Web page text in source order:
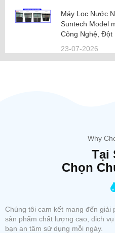
Máy Lọc Nước
Suntech Model
Công Nghệ, Đột
23-07-2026
Why
Tại
Chọn
Chúng tôi cam kết mang đến
sản phẩm chất lượng cao, dịch
bạn an tâm sử dụng mỗi ngày.